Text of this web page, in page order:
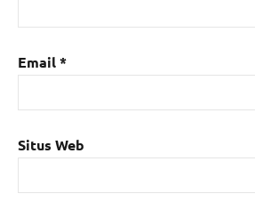
Email*
Situs Web